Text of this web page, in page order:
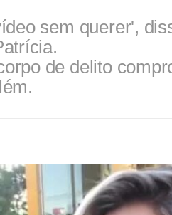
sem querer',
de delito